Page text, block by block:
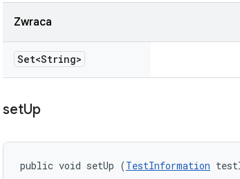
Zwraca
Set<String>
setUp
public void setUp (TestInformation